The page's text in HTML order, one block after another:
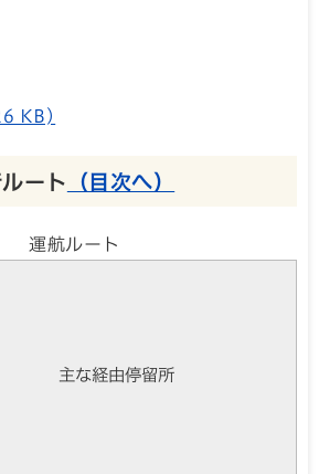
KB)
ート （目次へ）
運航ルート
主な経由停留所